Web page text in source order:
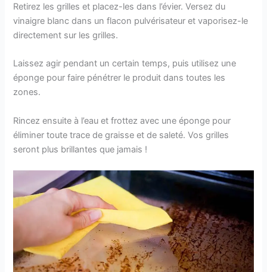
Retirez les grilles et placez-les dans l’évier. Versez du
vinaigre blanc dans un flacon pulvérisateur et vaporisez-le
directement sur les grilles.
Laissez agir pendant un certain temps, puis utilisez une
éponge pour faire pénétrer le produit dans toutes les
zones.
Rincez ensuite à l’eau et frottez avec une éponge pour
éliminer toute trace de graisse et de saleté. Vos grilles
seront plus brillantes que jamais !